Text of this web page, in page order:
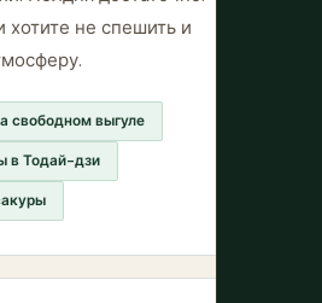
не спешить и
свободном выгуле
в Тодай-дзи